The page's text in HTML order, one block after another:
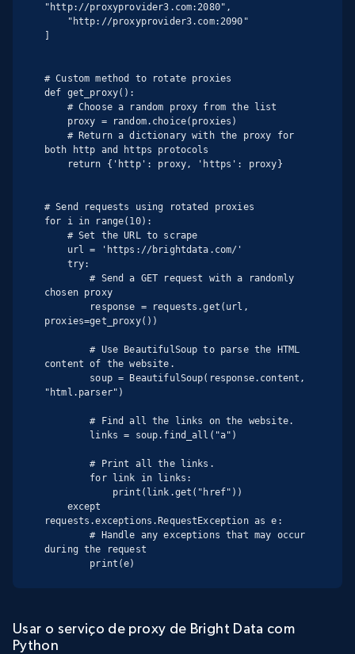
"http://proxyprovider3.com:2080",
]
# Custom method to rotate proxies
def get_proxy():
both http and https protocols
# Send requests using rotated proxies
for i in range(10):
        # Send a GET request with a randomly
chosen proxy
proxies=get_proxy())
        # Use BeautifulSoup to parse the HTML
content of the website.
"html.parser")
        # Find all the links on the website.
        # Print all the links.
requests.exceptions.RequestException as e:
        # Handle any exceptions that may occur
during the request
        print(e)
Usar o serviço de proxy de Bright Data com
Python